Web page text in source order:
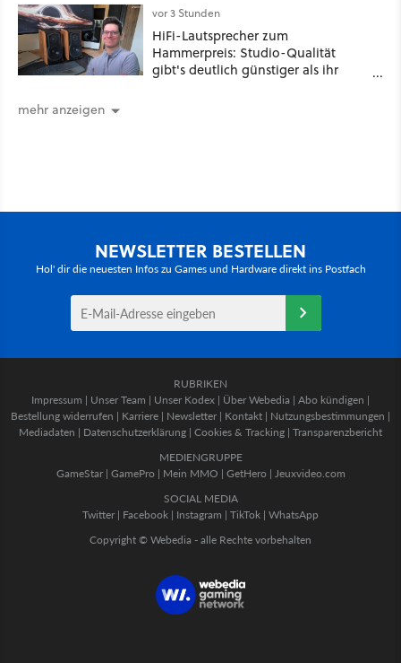
wahr, doch über 1.200 Kommentare
zeigen, dass es nicht so einfach ist
vor 3 Stunden
HiFi-Lautsprecher zum
Hammerpreis: Studio-Qualität
gibt's deutlich günstiger als ihr
mehr anzeigen
NEWSLETTER BESTELLEN
Hol' dir die neuesten Infos zu Games und Hardware direkt ins Postfach
RUBRIKEN
Impressum | Unser Team | Unser Kodex | Über Webedia | Abo kündigen |
Bestellung widerrufen | Karriere | Newsletter | Kontakt | Nutzungsbestimmungen |
Mediadaten | Datenschutzerklärung | Cookies & Tracking | Transparenzbericht
MEDIENGRUPPE
GameStar| GamePro | Mein MMO | GetHero | Jeuxvideo.com
SOCIAL MEDIA
Twitter | Facebook | Instagram | TikTok | WhatsApp
Copyright © Webedia - alle Rechte vorbehalten